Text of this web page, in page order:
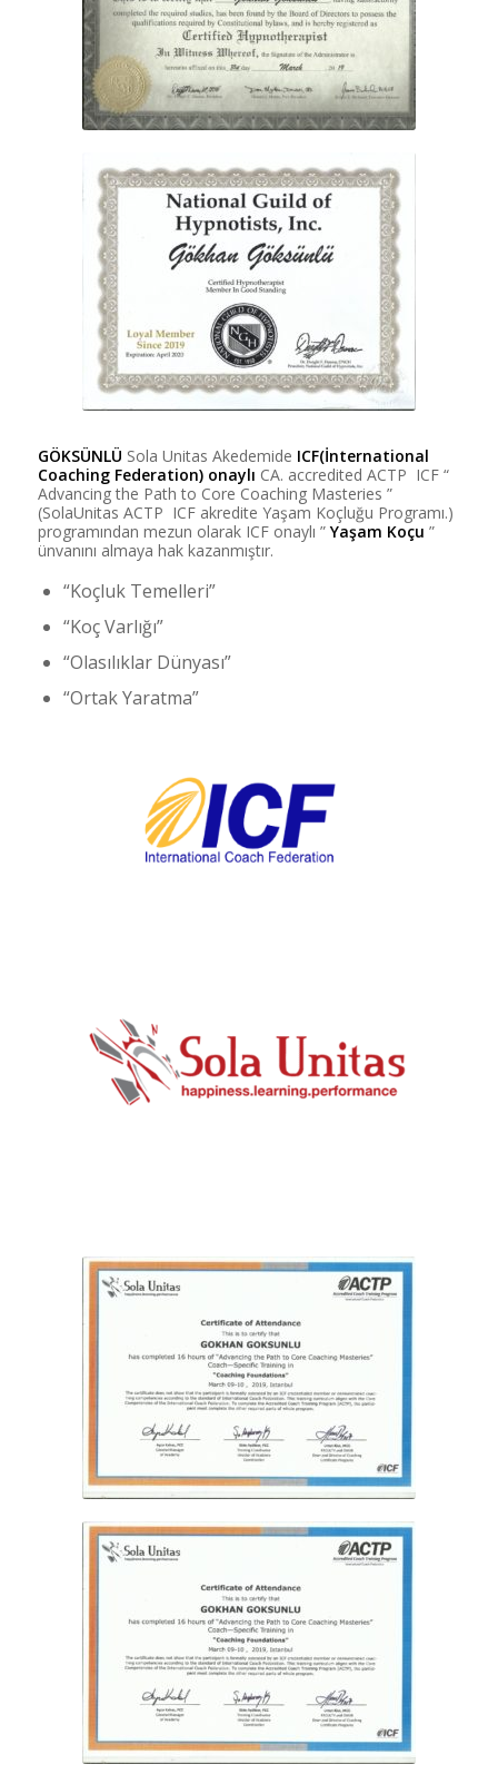
GÖKSÜNLÜ Sola Unitas Akedemide ICF(İnternational
Coaching Federation) onaylı CA. accredited ACTP ICF “
Advancing the Path to Core Coaching Masteries ”
(SolaUnitas ACTP ICF akredite Yaşam Koçluğu Programı.)
programından mezun olarak ICF onaylı ”Yaşam Koçu ”
ünvanını almaya hak kazanmıştır.
“Koçluk Temelleri”
“Koç Varlığı”
“Olasılıklar Dünyası”
“Ortak Yaratma”